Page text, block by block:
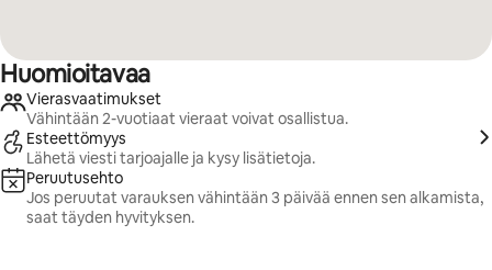
Huomioitavaa
Vierasvaatimukset
Vähintään 2-vuotiaat vieraat voivat osallistua.
Esteettömyys
Lähetä viesti tarjoajalle ja kysy lisätietoja.
Peruutusehto
Jos peruutat varauksen vähintään 3 päivää ennen sen alkamista,
saat täyden hyvityksen.